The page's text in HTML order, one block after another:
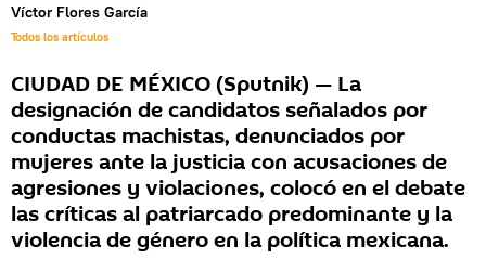
Víctor Flores García
Todos los artículos
CIUDAD DE MÉXICO (Sputnik) — La
designación de candidatos señalados por
conductas machistas, denunciados por
mujeres ante la justicia con acusaciones de
agresiones y violaciones, colocó en el debate
las críticas al patriarcado predominante y la
violencia de género en la política mexicana.